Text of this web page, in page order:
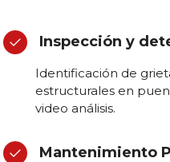
Inspección y
Identificación de
estructurales en
video análisis.
Mantenimiento